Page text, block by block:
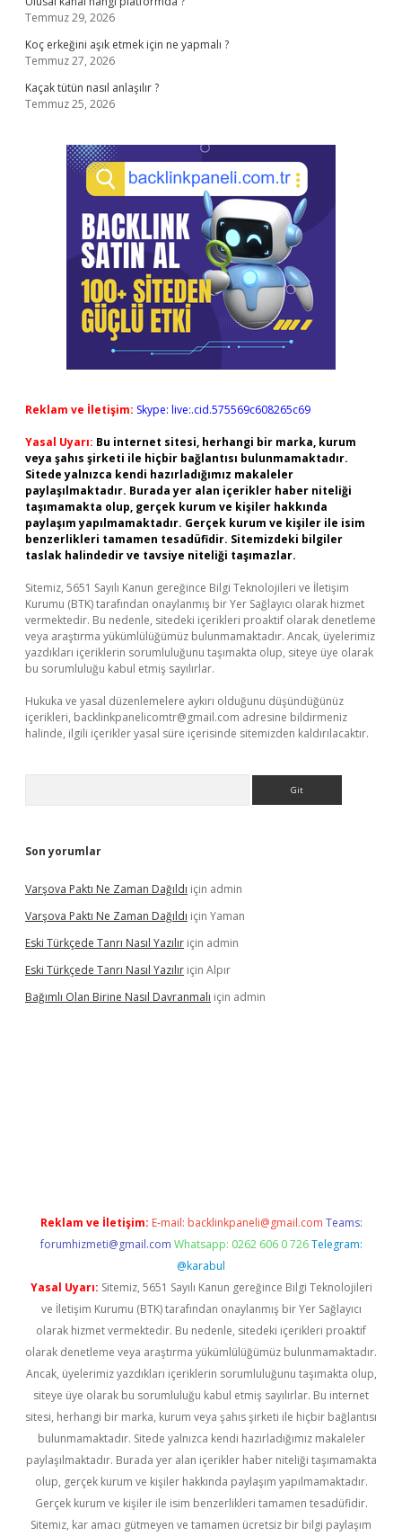
Temmuz 29, 2026
Koç erkeğini aşık etmek için ne yapmalı ?
Temmuz 27, 2026
Kaçak tütün nasıl anlaşılır ?
Temmuz 25, 2026
Reklam ve İletişim: Skype: live:.cid.575569c608265c69
Yasal Uyarı: Bu internet sitesi, herhangi bir marka, kurum
veya şahıs şirketi ile hiçbir bağlantısı bulunmamaktadır.
Sitede yalnızca kendi hazırladığımız makaleler
paylaşılmaktadır. Burada yer alan içerikler haber niteliği
taşımamakta olup, gerçek kurum ve kişiler hakkında
paylaşım yapılmamaktadır. Gerçek kurum ve kişiler ile isim
benzerlikleri tamamen tesadüfidir. Sitemizdeki bilgiler
taslak halindedir ve tavsiye niteliği taşımazlar.
Sitemiz, 5651 Sayılı Kanun gereğince Bilgi Teknolojileri ve İletişim
Kurumu (BTK) tarafından onaylanmış bir Yer Sağlayıcı olarak hizmet
vermektedir. Bu nedenle, sitedeki içerikleri proaktif olarak denetleme
veya araştırma yükümlülüğümüz bulunmamaktadır. Ancak, üyelerimiz
yazdıkları içeriklerin sorumluluğunu taşımakta olup, siteye üye olarak
bu sorumluluğu kabul etmiş sayılırlar.
Hukuka ve yasal düzenlemelere aykırı olduğunu düşündüğünüz
içerikleri, backlinkpanelicomtr@gmail.com adresine bildirmeniz
halinde, ilgili içerikler yasal süre içerisinde sitemizden kaldırılacaktır.
Son yorumlar
Varşova Paktı Ne Zaman Dağıldı için admin
Varşova Paktı Ne Zaman Dağıldı için Yaman
Eski Türkçede Tanrı Nasıl Yazılır için admin
Eski Türkçede Tanrı Nasıl Yazılır için Alpır
Bağımlı Olan Birine Nasıl Davranmalı için admin
Reklam ve İletişim: E-mail: backlinkpaneli@gmail.com Teams:
forumhizmeti@gmail.com Whatsapp: 0262 606 0 726 Telegram:
@karabul
Yasal Uyarı: Sitemiz, 5651 Sayılı Kanun gereğince Bilgi Teknolojileri
ve İletişim Kurumu (BTK) tarafından onaylanmış bir Yer Sağlayıcı
olarak hizmet vermektedir. Bu nedenle, sitedeki içerikleri proaktif
olarak denetleme veya araştırma yükümlülüğümüz bulunmamaktadır.
Ancak, üyelerimiz yazdıkları içeriklerin sorumluluğunu taşımakta olup,
siteye üye olarak bu sorumluluğu kabul etmiş sayılırlar. Bu internet
sitesi, herhangi bir marka, kurum veya şahıs şirketi ile hiçbir bağlantısı
bulunmamaktadır. Sitede yalnızca kendi hazırladığımız makaleler
paylaşılmaktadır. Burada yer alan içerikler haber niteliği taşımamakta
olup, gerçek kurum ve kişiler hakkında paylaşım yapılmamaktadır.
Gerçek kurum ve kişiler ile isim benzerlikleri tamamen tesadüfidir.
Sitemiz, kar amacı gütmeyen ve tamamen ücretsiz bir bilgi paylaşım